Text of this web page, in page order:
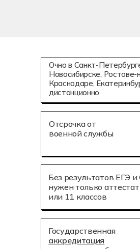
Государственная
аккредитация
Отсрочка от
военной службы
Без результатов ЕГЭ и
нужен только
или 11 классов
Очно в Санкт-
Новосибирске, Ростове-
Краснодаре,
дистанционно